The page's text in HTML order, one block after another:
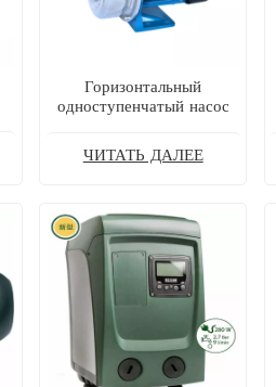
Горизонтальный
одноступенчатый насос
стали
ЧИТАТЬ ДАЛЕЕ